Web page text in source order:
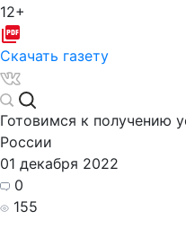
12+
Скачать газету
Готовимся к получению
России
01 декабря 2022
0
155